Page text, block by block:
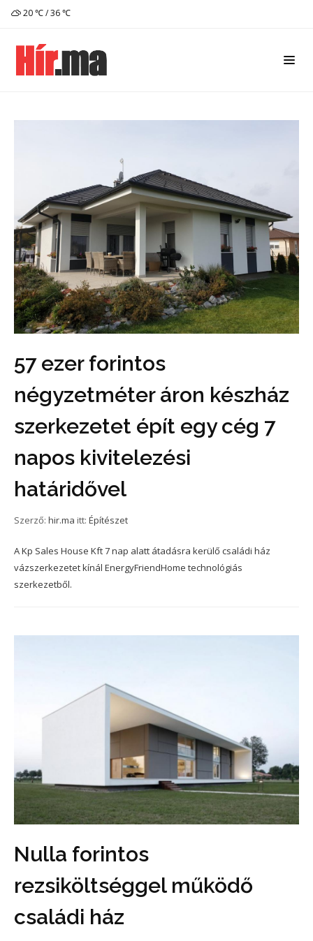
20 ℃ / 36 ℃
57 ezer forintos
négyzetméter áron készház
szerkezetet épít egy cég 7
napos kivitelezési
határidővel
Szerző: hir.ma itt: Építészet
A Kp Sales House Kft 7 nap alatt átadásra kerülő családi ház
vázszerkezetet kínál EnergyFriendHome technológiás
szerkezetből.
Nulla forintos
rezsiköltséggel működő
családi ház